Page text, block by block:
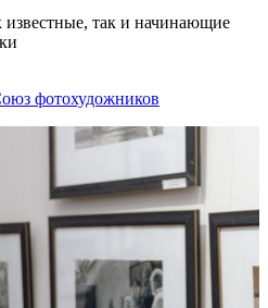
известные, так и начинающие
фотохудожников